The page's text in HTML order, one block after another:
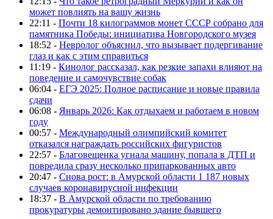
может повлиять на вашу жизнь
22:11 - Почти 18 килограммов монет СССР собрано для
памятника Победы: инициатива Новгородского музея
18:52 - Невролог объяснил, что вызывает подергивание
глаз и как с этим справиться
11:19 - Кинолог рассказал, как резкие запахи влияют на
поведение и самочувствие собак
06:04 - ЕГЭ 2025: Полное расписание и новые правила
сдачи
06:08 - Январь 2026: Как отдыхаем и работаем в новом
году
00:57 - Международный олимпийский комитет
отказался награждать российских фигуристов
22:57 - Благовещенка угнала машину, попала в ДТП и
повредила сразу несколько припаркованных авто
20:47 - Снова рост: в Амурской области 1 187 новых
случаев коронавирусной инфекции
18:37 - В Амурской области по требованию
прокуратуры демонтировано здание бывшего